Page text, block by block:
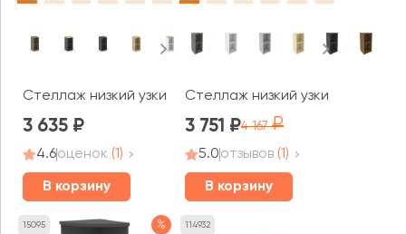
Стеллаж низкий узкий 400x400x833 зад. стенка HDF
3 635
4.6оценок (1)
В корзину
Стеллаж низкий узкий Рива /
3 751 4 167
5.0отзывов (1)
В корзину
15095 % 114932